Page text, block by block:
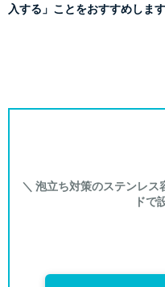
入する」ことをおすすめします
＼ 泡立ち対策のステンレス
ドで